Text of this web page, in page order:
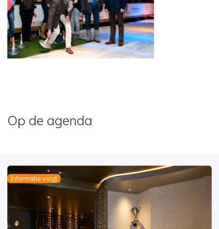
Op de agenda
Informatie volgt